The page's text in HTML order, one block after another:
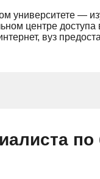
университете —
центре доступа
вуз
по